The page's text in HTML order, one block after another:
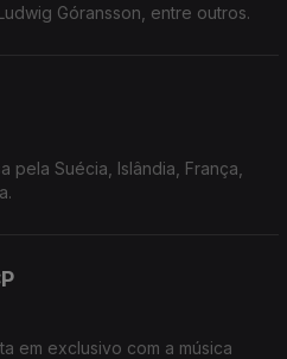
Góransson, entre outros.
pela Suécia, Islândia, França,
em exclusivo com a música